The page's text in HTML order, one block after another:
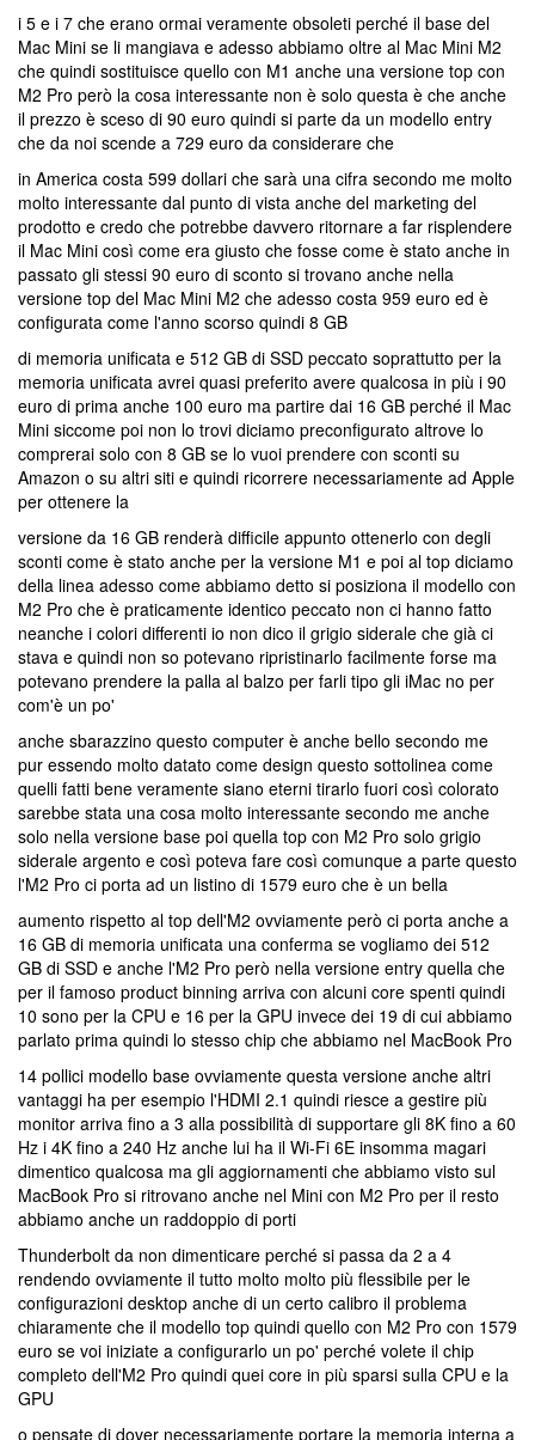
i 5 e i 7 che erano ormai veramente obsoleti perché il base del
Mac Mini se li mangiava e adesso abbiamo oltre al Mac Mini M2
che quindi sostituisce quello con M1 anche una versione top con
M2 Pro però la cosa interessante non è solo questa è che anche
il prezzo è sceso di 90 euro quindi si parte da un modello entry
che da noi scende a 729 euro da considerare che
in America costa 599 dollari che sarà una cifra secondo me molto
molto interessante dal punto di vista anche del marketing del
prodotto e credo che potrebbe davvero ritornare a far risplendere
il Mac Mini così come era giusto che fosse come è stato anche in
passato gli stessi 90 euro di sconto si trovano anche nella
versione top del Mac Mini M2 che adesso costa 959 euro ed è
configurata come l'anno scorso quindi 8 GB
di memoria unificata e 512 GB di SSD peccato soprattutto per la
memoria unificata avrei quasi preferito avere qualcosa in più i 90
euro di prima anche 100 euro ma partire dai 16 GB perché il Mac
Mini siccome poi non lo trovi diciamo preconfigurato altrove lo
comprerai solo con 8 GB se lo vuoi prendere con sconti su
Amazon o su altri siti e quindi ricorrere necessariamente ad Apple
per ottenere la
versione da 16 GB renderà difficile appunto ottenerlo con degli
sconti come è stato anche per la versione M1 e poi al top diciamo
della linea adesso come abbiamo detto si posiziona il modello con
M2 Pro che è praticamente identico peccato non ci hanno fatto
neanche i colori differenti io non dico il grigio siderale che già ci
stava e quindi non so potevano ripristinarlo facilmente forse ma
potevano prendere la palla al balzo per farli tipo gli iMac no per
com'è un po'
anche sbarazzino questo computer è anche bello secondo me
pur essendo molto datato come design questo sottolinea come
quelli fatti bene veramente siano eterni tirarlo fuori così colorato
sarebbe stata una cosa molto interessante secondo me anche
solo nella versione base poi quella top con M2 Pro solo grigio
siderale argento e così poteva fare così comunque a parte questo
l'M2 Pro ci porta ad un listino di 1579 euro che è un bella
aumento rispetto al top dell'M2 ovviamente però ci porta anche a
16 GB di memoria unificata una conferma se vogliamo dei 512
GB di SSD e anche l'M2 Pro però nella versione entry quella che
per il famoso product binning arriva con alcuni core spenti quindi
10 sono per la CPU e 16 per la GPU invece dei 19 di cui abbiamo
parlato prima quindi lo stesso chip che abbiamo nel MacBook Pro
14 pollici modello base ovviamente questa versione anche altri
vantaggi ha per esempio l'HDMI 2.1 quindi riesce a gestire più
monitor arriva fino a 3 alla possibilità di supportare gli 8K fino a 60
Hz i 4K fino a 240 Hz anche lui ha il Wi-Fi 6E insomma magari
dimentico qualcosa ma gli aggiornamenti che abbiamo visto sul
MacBook Pro si ritrovano anche nel Mini con M2 Pro per il resto
abbiamo anche un raddoppio di porti
Thunderbolt da non dimenticare perché si passa da 2 a 4
rendendo ovviamente il tutto molto molto più flessibile per le
configurazioni desktop anche di un certo calibro il problema
chiaramente che il modello top quindi quello con M2 Pro con 1579
euro se voi iniziate a configurarlo un po' perché volete il chip
completo dell'M2 Pro quindi quei core in più sparsi sulla CPU e la
GPU
o pensate di dover necessariamente portare la memoria interna a